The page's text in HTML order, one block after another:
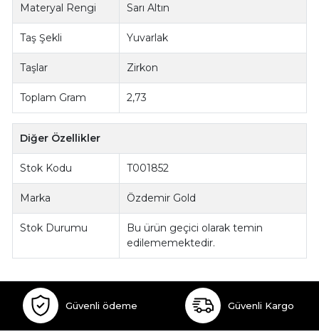
Materyal Rengi Sarı Altın
Taş Şekli Yuvarlak
Taşlar Zirkon
Toplam Gram 2,73
Diğer Özellikler
Stok Kodu T001852
Marka Özdemir Gold
Stok Durumu
Bu ürün geçici olarak temin
edilememektedir.
Güvenli ödeme Güvenli Kargo